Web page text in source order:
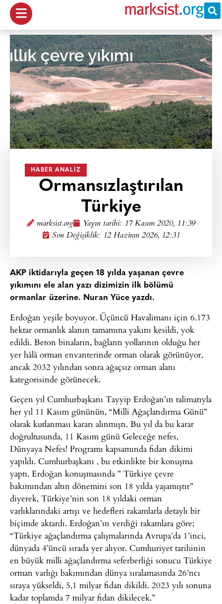
HABER ANALIZ
Ormansızlaştırılan
Türkiye
marksist.org Yayın tarihi: 17 Kasım 2020, 11:39
Son Değişiklik: 12 Haziran 2026, 12:31
AKP iktidarıyla geçen 18 yılda yaşanan çevre
yıkımını ele alan yazı dizimizin ilk bölümü
ormanlar üzerine. Nuran Yüce yazdı.
Erdoğan yeşile boyuyor. Üçüncü Havalimanı için 6.173
hektar ormanlık alanın tamamına yakını kesildi, yok
edildi. Beton binaların, bağlantı yollarının olduğu her
yer hâlâ orman envanterinde orman olarak görünüyor,
ancak 2032 yılından sonra ağaçsız orman alanı
kategorisinde görünecek.
Geçen yıl Cumhurbaşkanı Tayyip Erdoğan’ın talimatıyla
her yıl 11 Kasım gününün, “Milli Ağaçlandırma Günü”
olarak kutlanması kararı alınmıştı. Bu yıl da bu karar
doğrultusunda, 11 Kasım günü Geleceğe nefes,
Dünyaya Nefes! Programı kapsamında fidan dikimi
yapıldı. Cumhurbaşkanı , bu etkinlikte bir konuşma
yaptı. Erdoğan konuşmasında ” Türkiye çevre
bakımından altın dönemini son 18 yılda yaşamıştır”
diyerek, Türkiye’nin son 18 yıldaki orman
varlıklarındaki artışı ve hedefleri rakamlarla detaylı bir
biçimde aktardı. Erdoğan’ın verdiği rakamlara göre;
“Türkiye ağaçlandırma çalışmalarında Avrupa’da 1’inci,
dünyada 4’üncü sırada yer alıyor. Cumhuriyet tarihinin
en büyük milli ağaçlandırma seferberliği sonucu Türkiye
orman varlığı bakımından dünya sıralamasında 26’ncı
sıraya yükseldi, 5,1 milyar fidan dikildi. 2023 yılı sonuna
kadar toplamda 7 milyar fidan dikilecek.”